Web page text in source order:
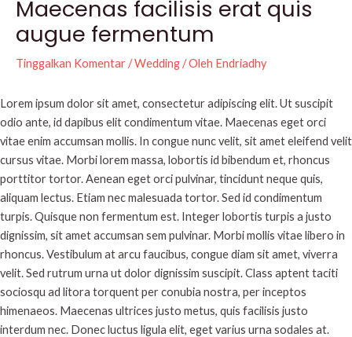
Maecenas facilisis erat quis
augue fermentum
Tinggalkan Komentar/Wedding/ Oleh Endriadhy
Lorem ipsum dolor sit amet, consectetur adipiscing elit. Ut suscipit
odio ante, id dapibus elit condimentum vitae. Maecenas eget orci
vitae enim accumsan mollis. In congue nunc velit, sit amet eleifend velit
cursus vitae. Morbi lorem massa, lobortis id bibendum et, rhoncus
porttitor tortor. Aenean eget orci pulvinar, tincidunt neque quis,
aliquam lectus. Etiam nec malesuada tortor. Sed id condimentum
turpis. Quisque non fermentum est. Integer lobortis turpis a justo
dignissim, sit amet accumsan sem pulvinar. Morbi mollis vitae libero in
rhoncus. Vestibulum at arcu faucibus, congue diam sit amet, viverra
velit. Sed rutrum urna ut dolor dignissim suscipit. Class aptent taciti
sociosqu ad litora torquent per conubia nostra, per inceptos
himenaeos. Maecenas ultrices justo metus, quis facilisis justo
interdum nec. Donec luctus ligula elit, eget varius urna sodales at.